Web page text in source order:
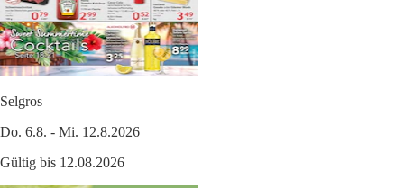
Selgros
Do. 6.8. - Mi. 12.8.2026
Gültig bis 12.08.2026